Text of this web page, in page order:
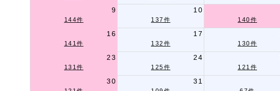
9 10
144件 137件 140件
16 17
141件 132件 130件
23 24
131件 125件 121件
30 31